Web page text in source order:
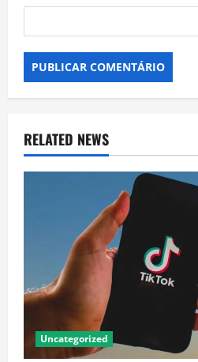
RELATED NEWS
Uncategorized